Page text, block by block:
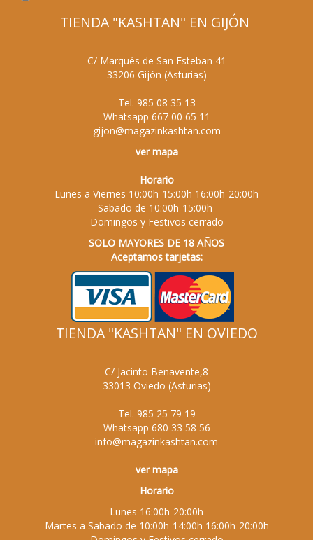
TIENDA "KASHTAN" EN GIJÓN
C/ Marqués de San Esteban 41
33206 Gijón (Asturias)
Tel. 985 08 35 13
Whatsapp 667 00 65 11
gijon@magazinkashtan.com
ver mapa
Horario
Lunes a Viernes 10:00h-15:00h 16:00h-20:00h
Sabado de 10:00h-15:00h
Domingos y Festivos cerrado
SOLO MAYORES DE 18 AÑOS
Aceptamos tarjetas:
TIENDA "KASHTAN" EN OVIEDO
C/ Jacinto Benavente,8
33013 Oviedo (Asturias)
Tel. 985 25 79 19
Whatsapp 680 33 58 56
info@magazinkashtan.com
ver mapa
Horario
Lunes 16:00h-20:00h
Martes a Sabado de 10:00h-14:00h 16:00h-20:00h